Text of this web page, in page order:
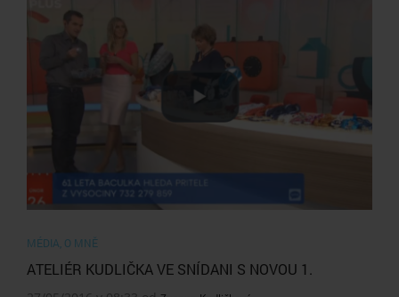
MÉDIA O MNĚ
ATELIÉR KUDLIČKA VE SNÍDANI S NOVOU 1.